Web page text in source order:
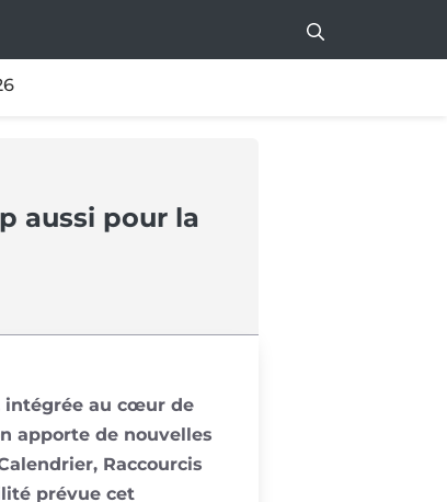
aussi pour la
intégrée au cœur de
apporte de nouvelles
Raccourcis
prévue cet